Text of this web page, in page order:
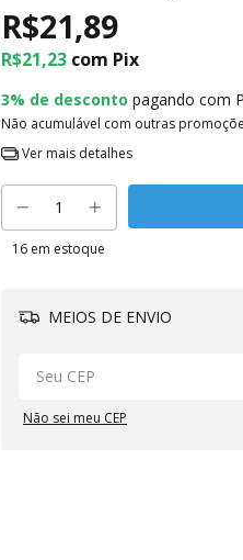
R$21,89
R$21,23 com Pix
3% de desconto pagando com
Não acumulável com outras
Ver mais detalhes
16 em estoque
MEIOS DE ENVIO
Não sei meu CEP